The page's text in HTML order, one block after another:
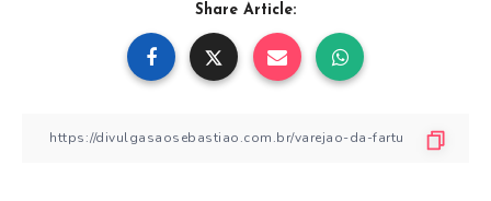
Share Article: